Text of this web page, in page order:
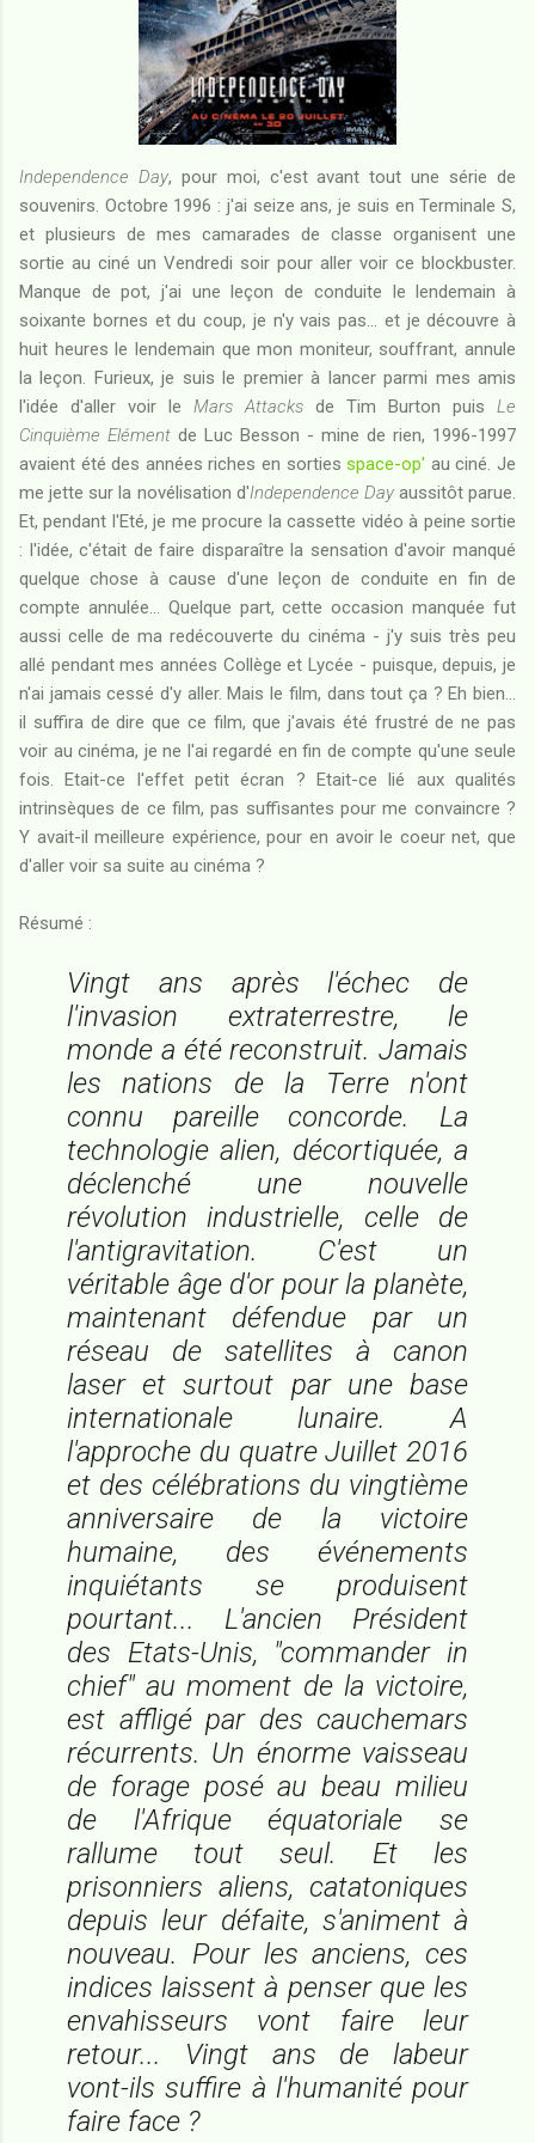
Independence Day, pour moi, c'est avant tout une série de
souvenirs. Octobre 1996 : j'ai seize ans, je suis en Terminale S,
et plusieurs de mes camarades de classe organisent une
sortie au ciné un Vendredi soir pour aller voir ce blockbuster.
Manque de pot, j'ai une leçon de conduite le lendemain à
soixante bornes et du coup, je n'y vais pas... et je découvre à
huit heures le lendemain que mon moniteur, souffrant, annule
la leçon. Furieux, je suis le premier à lancer parmi mes amis
l'idée d'aller voir le Mars Attacks de Tim Burton puis Le
Cinquième Elément de Luc Besson - mine de rien, 1996-1997
avaient été des années riches en sortiesspace-op' au ciné. Je
me jette sur la novélisation d'Independence Dayaussitôt parue.
Et, pendant l'Eté, je me procure la cassette vidéo à peine sortie
: l'idée, c'était de faire disparaître la sensation d'avoir manqué
quelque chose à cause d'une leçon de conduite en fin de
compte annulée... Quelque part, cette occasion manquée fut
aussi celle de ma redécouverte du cinéma - j'y suis très peu
allé pendant mes années Collège et Lycée - puisque, depuis, je
n'ai jamais cessé d'y aller. Mais le film, dans tout ça ? Eh bien...
il suffira de dire que ce film, que j'avais été frustré de ne pas
voir au cinéma, je ne l'ai regardé en fin de compte qu'une seule
fois. Etait-ce l'effet petit écran ? Etait-ce lié aux qualités
intrinsèques de ce film, pas suffisantes pour me convaincre ?
Y avait-il meilleure expérience, pour en avoir le coeur net, que
d'aller voir sa suite au cinéma ?
Résumé :
Vingt ans après l'échec de
l'invasion extraterrestre, le
monde a été reconstruit. Jamais
les nations de la Terre n'ont
connu pareille concorde. La
technologie alien, décortiquée, a
déclenché une nouvelle
révolution industrielle, celle de
l'antigravitation. C'est un
véritable âge d'or pour la planète,
maintenant défendue par un
réseau de satellites à canon
laser et surtout par une base
internationale lunaire. A
l'approche du quatre Juillet 2016
et des célébrations du vingtième
anniversaire de la victoire
humaine, des événements
inquiétants se produisent
pourtant... L'ancien Président
des Etats-Unis, "commander in
chief" au moment de la victoire,
est affligé par des cauchemars
récurrents. Un énorme vaisseau
de forage posé au beau milieu
de l'Afrique équatoriale se
rallume tout seul. Et les
prisonniers aliens, catatoniques
depuis leur défaite, s'animent à
nouveau. Pour les anciens, ces
indices laissent à penser que les
envahisseurs vont faire leur
retour... Vingt ans de labeur
vont-ils suffire à l'humanité pour
faire face ?